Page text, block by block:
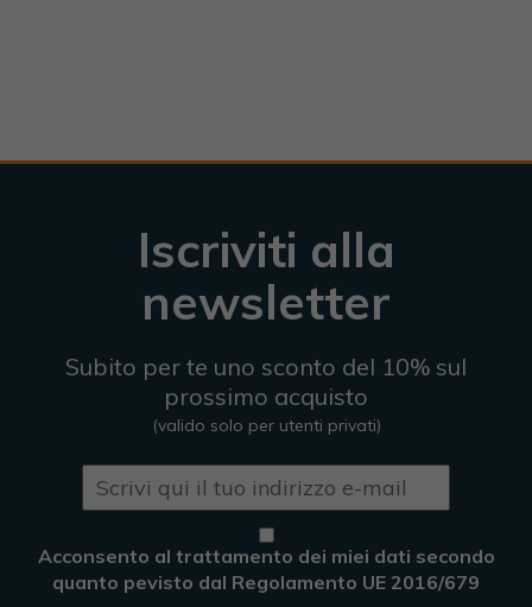
Iscriviti alla
newsletter
Subito per te uno sconto del 10% sul
prossimo acquisto
(valido solo per utenti privati)
Acconsento al trattamento dei miei dati secondo
quanto pevisto dal Regolamento UE 2016/679